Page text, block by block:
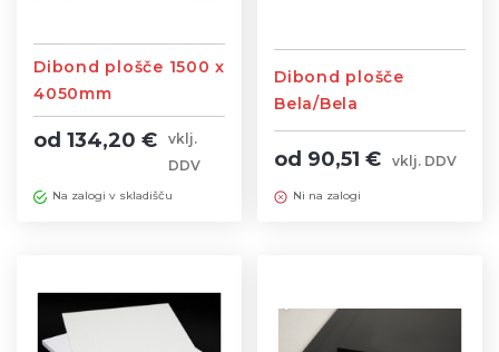
Dibond plošče 1500 x
4050mm
Bela/Srebrna
od 134,20 €
vklj.
DDV
Na zalogi v skladišču
Dibond plošče
Bela/Bela
od 90,51 € vklj. DDV
Ni na zalogi